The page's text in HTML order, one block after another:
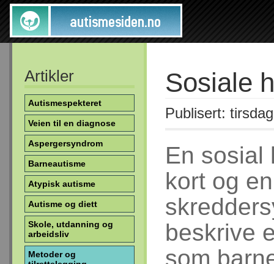
Artikler
Autismespekteret
Veien til en diagnose
Aspergersyndrom
Barneautisme
Atypisk autisme
Autisme og diett
Skole, utdanning og
arbeidsliv
Metoder og
Sosiale
Publisert:
En sosial
kort og
beskrive
som